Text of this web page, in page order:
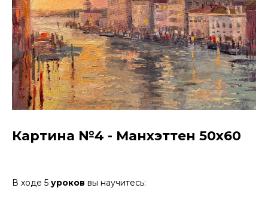
Картина №4 - Манхэттен 50х60
В ходе 5 уроков вы научитесь: